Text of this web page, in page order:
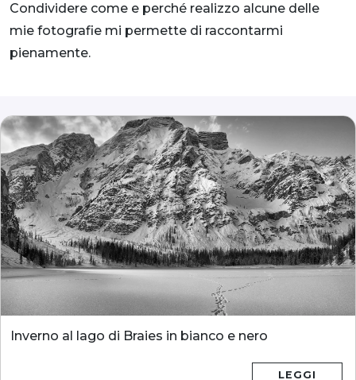
Condividere come e perché realizzo alcune delle
mie fotografie mi permette di raccontarmi
pienamente.
Inverno al lago di Braies in bianco e nero
LEGGI